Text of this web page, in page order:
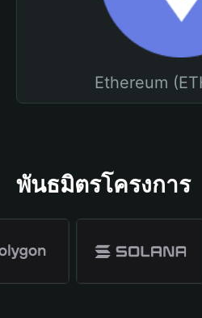
Ethereum
พันธมิตรโครงการ